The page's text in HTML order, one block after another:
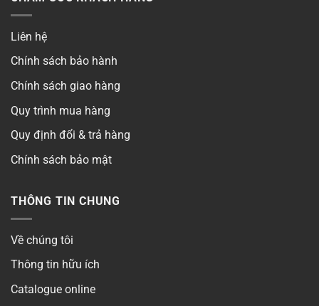
Liên hệ
Chính sách bảo hành
Chính sách giao hàng
Quy trình mua hàng
Quy định đổi & trả hàng
Chính sách bảo mật
THÔNG TIN CHUNG
Về chúng tôi
Thông tin hữu ích
Catalogue online